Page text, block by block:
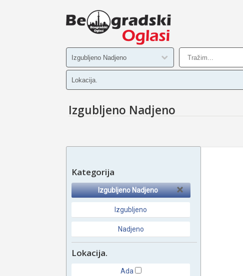
Izgubljeno Nadjeno
Kategorija
Izgubljeno Nadjeno
Izgubljeno
Nadjeno
Lokacija.
Ada